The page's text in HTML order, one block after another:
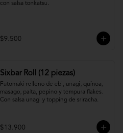
con salsa tonkatsu.
$9.500
Sixbar Roll (12 piezas)
Futomaki relleno de ebi, unagi, quínoa,
masago, palta, pepino y tempura flakes.
Con salsa unagi y topping de sriracha.
$13.900